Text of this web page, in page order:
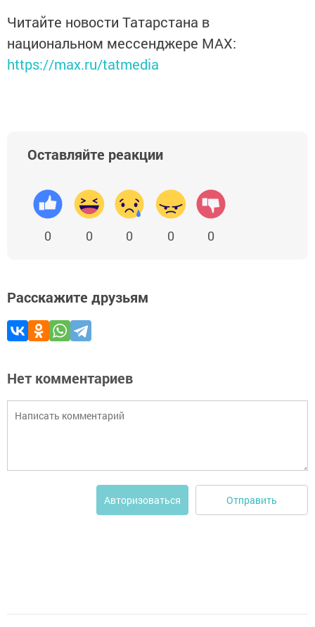
Читайте новости Татарстана в
национальном мессенджере MАХ:
https://max.ru/tatmedia
Оставляйте реакции
0 0 0 0 0
Расскажите друзьям
Нет комментариев
Авторизоваться Отправить